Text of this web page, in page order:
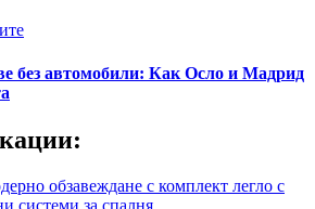
без автомобили: Как Осло и Мадрид
обзавеждане с комплект легло с
системи за спалня